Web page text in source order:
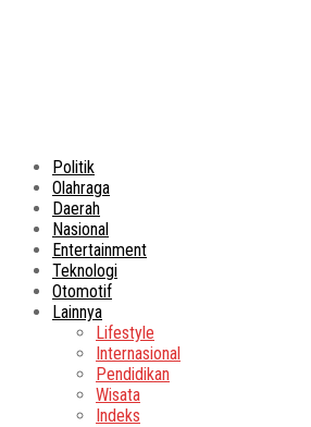
Politik
Olahraga
Daerah
Nasional
Entertainment
Teknologi
Otomotif
Lainnya
Lifestyle
Internasional
Pendidikan
Wisata
Indeks